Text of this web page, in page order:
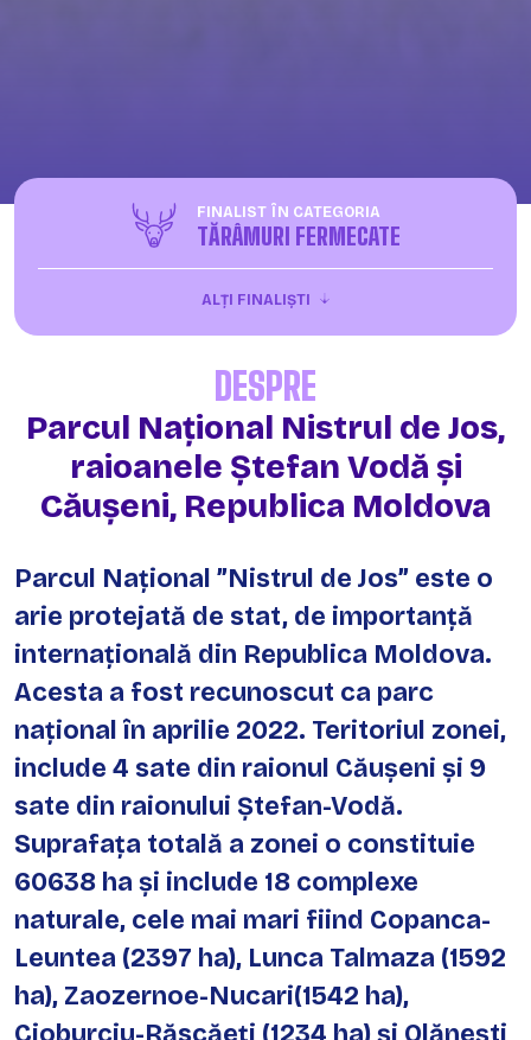
FINALIST ÎN CATEGORIA
TĂRÂMURI FERMECATE
ALȚI FINALIȘTI
DESPRE
Parcul Național Nistrul de Jos,
raioanele Ștefan Vodă și
Căușeni, Republica Moldova
Parcul Național ”Nistrul de Jos” este o
arie protejată de stat, de importanță
internațională din Republica Moldova.
Acesta a fost recunoscut ca parc
național în aprilie 2022. Teritoriul zonei,
include 4 sate din raionul Căușeni și 9
sate din raionului Ştefan-Vodă.
Suprafața totală a zonei o constituie
60638 ha și include 18 complexe
naturale, cele mai mari fiind Copanca-
Leuntea (2397 ha), Lunca Talmaza (1592
ha), Zaozernoe-Nucari(1542 ha),
Cioburciu-Răscăeți (1234 ha) și Olănești